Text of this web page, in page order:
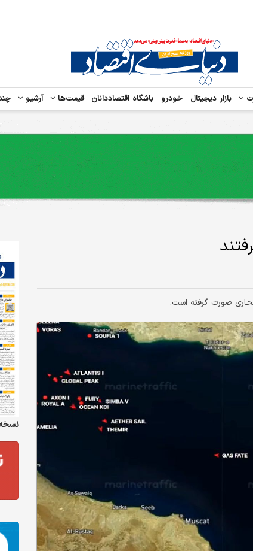
بازار دیجیتال خودرو باشگاه اقتصاددانان قیمت‌ها آرشیو
صورت گرفته است.